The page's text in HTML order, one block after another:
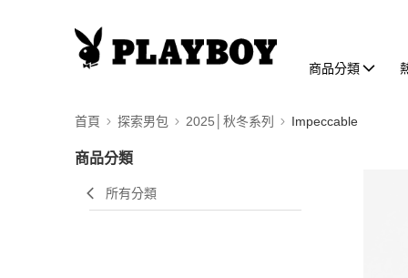
商品分類
首頁 探索男包 2025│秋冬系列 Impeccable
商品分類
所有分類